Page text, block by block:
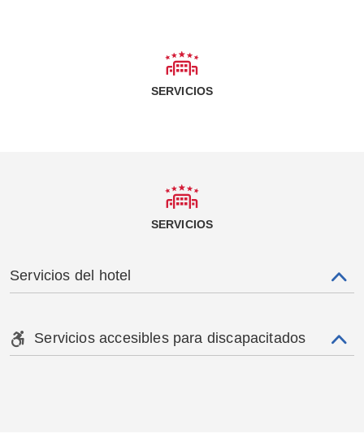
SERVICIOS
SERVICIOS
Servicios del hotel
Servicios accesibles para discapacitados